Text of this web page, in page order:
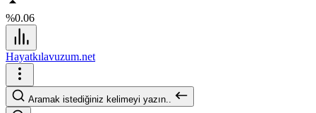
%0.06
Hayatkılavuzum.net
Aramak istediğiniz kelimeyi yazın..